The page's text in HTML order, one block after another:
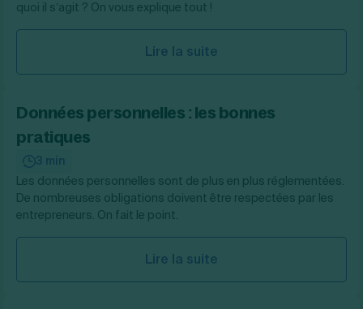
quoi il s’agit ? On vous explique tout !
Lire la suite
Données personnelles : les bonnes
pratiques
3 min
Les données personnelles sont de plus en plus réglementées.
De nombreuses obligations doivent être respectées par les
entrepreneurs. On fait le point.
Lire la suite